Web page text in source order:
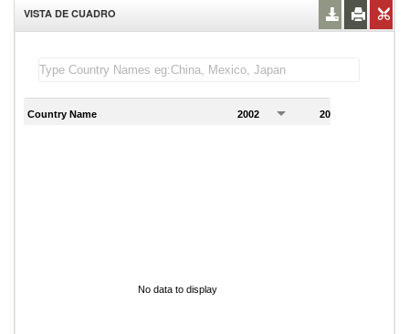
VISTA DE CUADRO
Country Name 2002 2003
No data to display